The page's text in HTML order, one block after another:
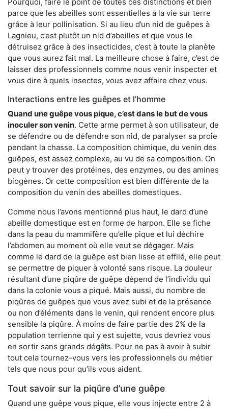
parce que les abeilles sont essentielles à la vie sur terre
grâce à leur pollinisation. Si au lieu d’un nid de guêpes à
Lagnieu, c’est plutôt un nid d’abeilles et que vous le
détruisez grâce à des insecticides, c’est à toute la planète
que vous aurez fait mal. La meilleure chose à faire, c’est de
laisser des professionnels comme nous venir inspecter et
vous dire à quels insectes, vous avez affaire chez vous.
Interactions entre les guêpes et l’homme
Quand une guêpe vous pique, c’est dans le but de vous
inoculer son venin. Cette arme permet à son utilisateur, de
se défendre ou de défendre son nid, de paralyser sa proie
pendant la chasse. La composition chimique, du venin des
guêpes, est assez complexe, au vu de sa composition. On
peut y trouver des protéines, des enzymes, ou des amines
biogènes. Or cette composition est bien différente de la
composition du venin des abeilles domestiques.
Comme nous l’avons mentionné plus haut, le dard d’une
abeille domestique est en forme de harpon. Elle se fiche
dans la peau du mammifère qu’elle pique et lui déchire
l’abdomen au moment où elle veut se dégager. Mais
comme le dard de la guêpe est bien lisse et effilé, elle peut
se permettre de piquer à volonté sans risque. La douleur
résultant d’une piqûre de guêpe dépend de l’individu qui
dans la colonie vous a piqué. Mais aussi, du nombre de
piqûres de guêpes que vous avez subi et de la présence
ou non d’éléments dans le venin, qui rendent encore plus
sensible la piqûre. À moins de faire partie des 2% de la
population terrienne qui y est sujette, vous devriez vous
en sortir sans grands dégâts. Pour ne pas à avoir à subir
tout cela tournez-vous vers les professionnels du métier
tels que nous pour qu’ils vous aident.
Tout savoir sur la piqûre d’une guêpe
Quand une guêpe vous pique, elle vous injecte entre 2 à